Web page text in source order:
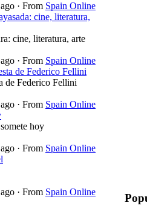
· From Spain Online
cine, literatura,
cine, literatura, arte
· From Spain Online
de Federico Fellini
de Federico Fellini
· From Spain Online
hoy
· From Spain Online
· From Spain Online